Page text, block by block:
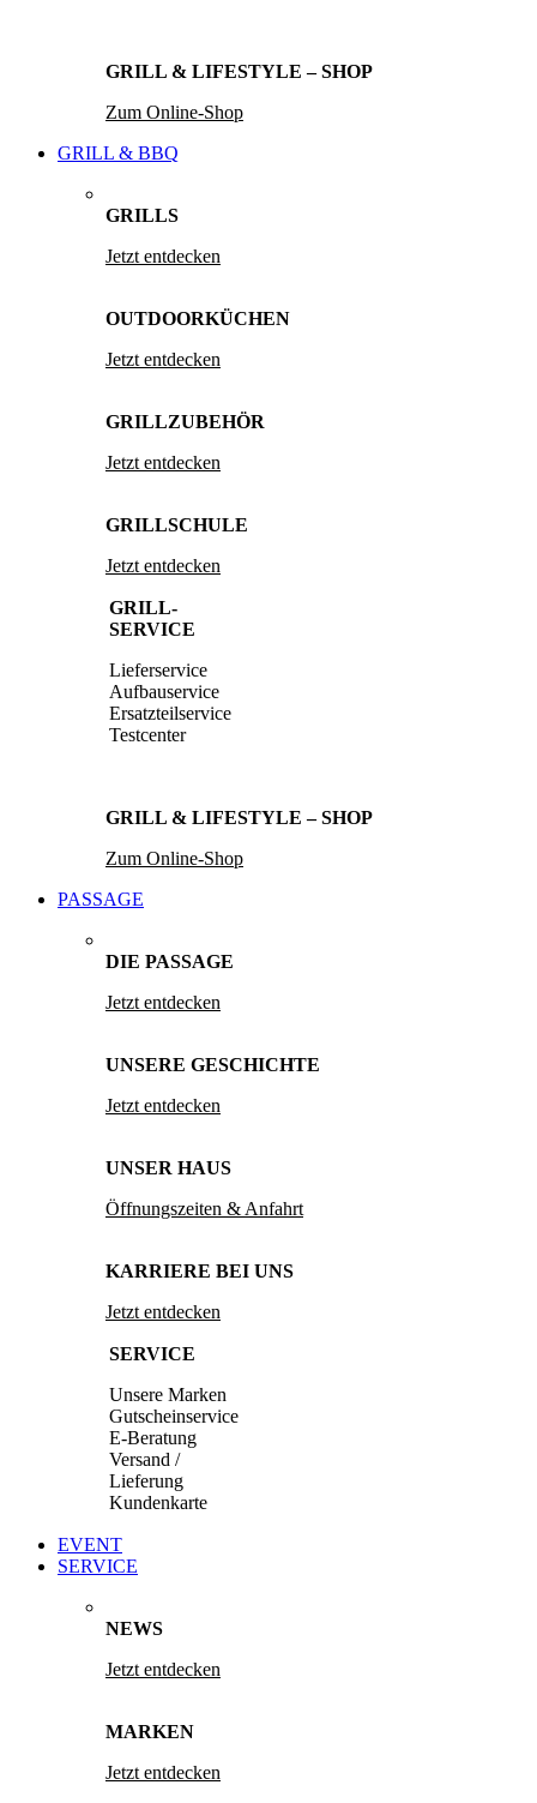
GRILL & LIFESTYLE – SHOP
Zum Online-Shop
GRILL & BBQ
GRILLS
Jetzt entdecken
OUTDOORKÜCHEN
Jetzt entdecken
GRILLZUBEHÖR
Jetzt entdecken
GRILLSCHULE
Jetzt entdecken
GRILL-
SERVICE
Lieferservice
Aufbauservice
Ersatzteilservice
Testcenter
GRILL & LIFESTYLE – SHOP
Zum Online-Shop
PASSAGE
DIE PASSAGE
Jetzt entdecken
UNSERE GESCHICHTE
Jetzt entdecken
UNSER HAUS
Öffnungszeiten & Anfahrt
KARRIERE BEI UNS
Jetzt entdecken
SERVICE
Unsere Marken
Gutscheinservice
E-Beratung
Versand /
Lieferung
Kundenkarte
EVENT
SERVICE
NEWS
Jetzt entdecken
MARKEN
Jetzt entdecken